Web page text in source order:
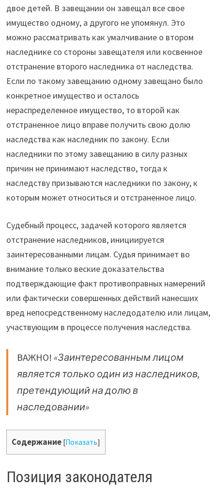
двое детей. В завещании он завещал все свое
имущество одному, а другого не упомянул. Это
можно рассматривать как умалчивание о втором
наследнике со стороны завещателя или косвенное
отстранение второго наследника от наследства.
Если по такому завещанию одному завещано было
конкретное имущество и осталось
нераспределенное имущество, то второй как
отстраненное лицо вправе получить свою долю
наследства как наследник по закону. Если
наследники по этому завещанию в силу разных
причин не принимают наследство, тогда к
наследству призываются наследники по закону, к
которым может относиться и отстраненное лицо.
Судебный процесс, задачей которого является
отстранение наследников, инициируется
заинтересованными лицам. Судья принимает во
внимание только веские доказательства
подтверждающие факт противоправных намерений
или фактически совершенных действий нанесших
вред непосредственному наследодателю или лицам,
участвующим в процессе получения наследства.
ВАЖНО! «Заинтересованным лицом
является только один из наследников,
претендующий на долю в
наследовании»
Содержание [Показать]
Позиция законодателя